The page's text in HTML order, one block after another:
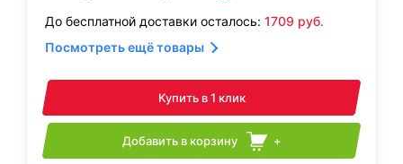
До бесплатной доставки осталось: 1709 руб.
Посмотреть ещё товары
Купить в 1 клик
Добавить в корзину +